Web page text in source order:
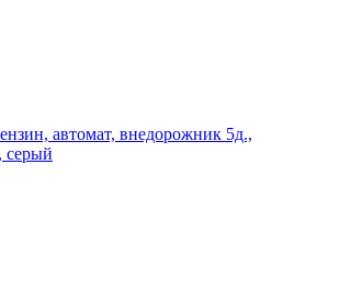
автомат, внедорожник 5д.,
серый